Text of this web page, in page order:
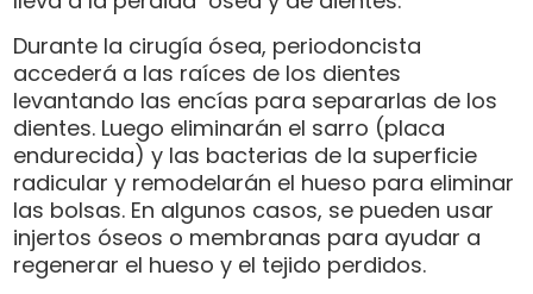
Durante la cirugía ósea, periodoncista
accederá a las raíces de los dientes
levantando las encías para separarlas de los
dientes. Luego eliminarán el sarro (placa
endurecida) y las bacterias de la superficie
radicular y remodelarán el hueso para eliminar
las bolsas. En algunos casos, se pueden usar
injertos óseos o membranas para ayudar a
regenerar el hueso y el tejido perdidos.